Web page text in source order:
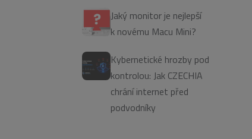
Jaký monitor je nejlepší
k novému Macu Mini?
Kybernetické hrozby pod
kontrolou: Jak CZECHIA
chrání internet před
podvodníky